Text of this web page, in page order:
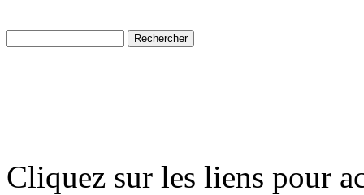
Cliquez sur les liens pour